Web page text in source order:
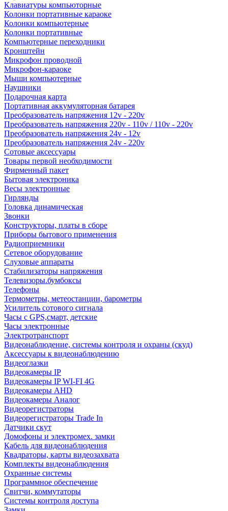
Клавиатуры компьюторные
Колонки портативные караоке
Колонки компьютерные
Колонки портативные
Компьютерные переходники
Кронштейн
Микрофон проводной
Микрофон-караоке
Мыши компьютерные
Наушники
Подарочная карта
Портативная аккумуляторная батарея
Преобразователь напряжения 12v - 220v
Преобразователь напряжения 220v - 110v / 110v - 220v
Преобразователь напряжения 24v - 12v
Преобразователь напряжения 24v - 220v
Сотовые аксессуары
Товары первой необходимости
Фирменный пакет
Бытовая электроника
Весы электронные
Гирлянды
Головка динамическая
Звонки
Конструкторы, платы в сборе
Приборы бытового применения
Радиоприемники
Сетевое оборудование
Слуховые аппараты
Стабилизаторы напряжения
Телевизоры.бумбоксы
Телефоны
Термометры, метеостанции, барометры
Усилитель сотового сигнала
Часы с GPS,смарт, детские
Часы электронные
Электротранспорт
Видеонаблюдение, системы контроля и охраны (скуд)
Аксессуары к видеонаблюдению
Видеоглазки
Видеокамеры IP
Видеокамеры IP WI-FI 4G
Видеокамеры AHD
Видеокамеры Аналог
Видеорегистраторы
Видеорегистраторы Trade In
Датчики скут
Домофоны и электромех. замки
Кабель для видеонаблюдения
Квадраторы, карты видеозахвата
Комплекты видеонаблюдения
Охранные системы
Программное обеспечение
Свитчи, коммутаторы
Системы контроля доступа